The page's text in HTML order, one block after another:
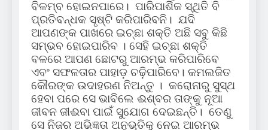
ବିଳମ୍ବ ହୋଇନପାରେ। ପାରିପାର୍ଶିକ ସ୍ଥିତି ବି
ପ୍ରତିବନ୍ଧକ ସୃଷ୍ଟି କରିପାରିବନି। ଯଦି
ଆପଣଙ୍କ ପାଖରେ ଇଚ୍ଛା ଶକ୍ତି ଅଛି ସବୁ କିଛି
ସମ୍ଭବ ହୋଇପାରିବ । ସେହି ଇଚ୍ଛା ଶକ୍ତି
ବଳରେ ଆପଣ ଛୋଟରୁ ଆରମ୍ଭ କରିପାରିବେ
ଏବଂ ସଫଳତାର ପାହାଡ଼ ଚଢ଼ିପାରିବେ। କମଲଜିତ
କୌରଙ୍କ ଉଦାହରଣ ନିଅନ୍ତୁ । କରୋନାରୁ ସୁସ୍ଥ
ହେବା ପରେ ସେ ଭାବିଲେ ଈଶ୍ବର ତାଙ୍କୁ ନୂଆ
ଜୀବନ ଜୀଈବା ପାଇଁ ସୁଯୋଗ ଦେଇଛନ୍ତି। ତେଣୁ
ସେ ନିଜର ଅଭିଜ୍ଞତା ଅନୁଭୂତିକୁ ନେଇ ଆରମ୍ଭ